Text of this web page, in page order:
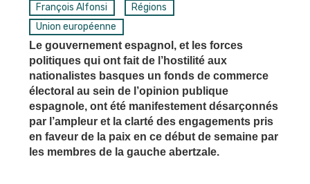
François Alfonsi
Régions
Union européenne
Le gouvernement espagnol, et les forces
politiques qui ont fait de l’hostilité aux
nationalistes basques un fonds de commerce
électoral au sein de l’opinion publique
espagnole, ont été manifestement désarçonnés
par l’ampleur et la clarté des engagements pris
en faveur de la paix en ce début de semaine par
les membres de la gauche abertzale.